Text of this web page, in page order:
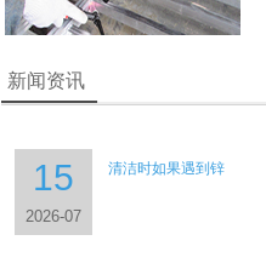
新闻资讯
15
2026-07
清洁时如果遇到锌